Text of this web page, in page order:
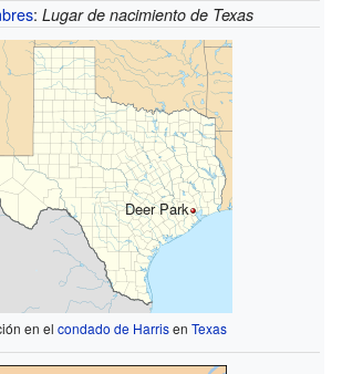
: Lugar de nacimiento de Texas
Deer Park
en elcondado de HarrisenTexas